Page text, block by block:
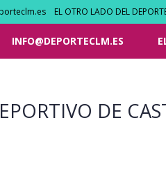
EL OTRO LADO DEL
INFO@DEPORTECLM.ES
DE